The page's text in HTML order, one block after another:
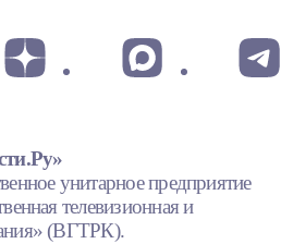
унитарное предприятие
телевизионная и
(ВГТРК).